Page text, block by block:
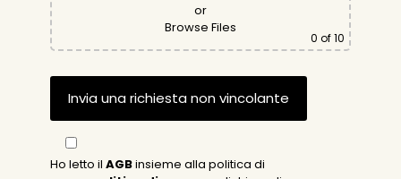
or
Browse Files
0 of 10
Ho letto ilAGBinsieme alla politica di